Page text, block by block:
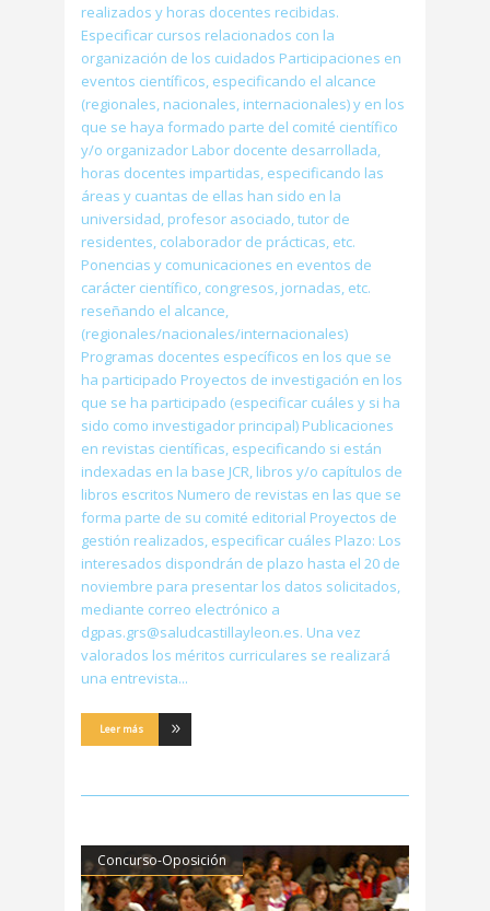
realizados y horas docentes recibidas.
Especificar cursos relacionados con la
organización de los cuidados Participaciones en
eventos científicos, especificando el alcance
(regionales, nacionales, internacionales) y en los
que se haya formado parte del comité científico
y/o organizador Labor docente desarrollada,
horas docentes impartidas, especificando las
áreas y cuantas de ellas han sido en la
universidad, profesor asociado, tutor de
residentes, colaborador de prácticas, etc.
Ponencias y comunicaciones en eventos de
carácter científico, congresos, jornadas, etc.
reseñando el alcance,
(regionales/nacionales/internacionales)
Programas docentes específicos en los que se
ha participado Proyectos de investigación en los
que se ha participado (especificar cuáles y si ha
sido como investigador principal) Publicaciones
en revistas científicas, especificando si están
indexadas en la base JCR, libros y/o capítulos de
libros escritos Numero de revistas en las que se
forma parte de su comité editorial Proyectos de
gestión realizados, especificar cuáles Plazo: Los
interesados dispondrán de plazo hasta el 20 de
noviembre para presentar los datos solicitados,
mediante correo electrónico a
dgpas.grs@saludcastillayleon.es. Una vez
valorados los méritos curriculares se realizará
una entrevista
Leer más
Concurso-Oposición